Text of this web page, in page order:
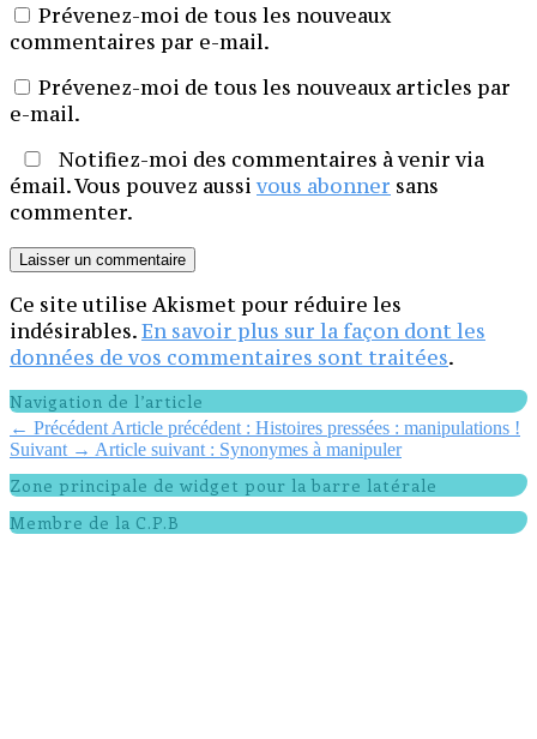
Prévenez-moi de tous les nouveaux
commentaires par e-mail.
Prévenez-moi de tous les nouveaux articles par
e-mail.
Notifiez-moi des commentaires à venir via
émail. Vous pouvez aussivous abonner sans
commenter.
Ce site utilise Akismet pour réduire les
indésirables.En savoir plus sur la façon dont les
données de vos commentaires sont traitées.
Navigation de l’article
← Précédent Article précédent : Histoires pressées : manipulations !
Suivant → Article suivant : Synonymes à manipuler
Zone principale de widget pour la barre latérale
Membre de la C.P.B